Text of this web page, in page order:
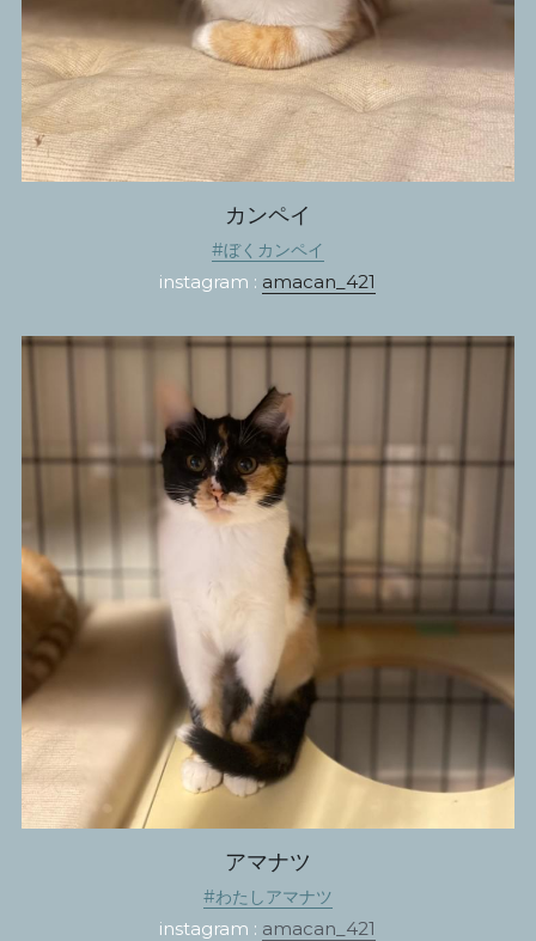
カンペイ
#ぼくカンペイ
instagram : amacan_421
アマナツ
#わたしアマナツ
instagram : amacan_421